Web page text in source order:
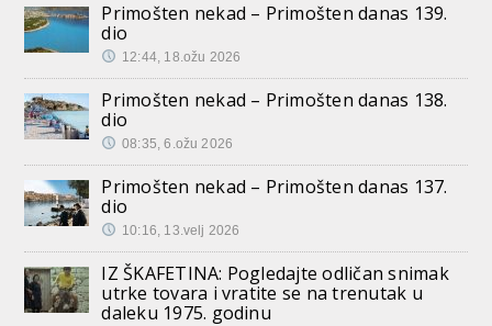
Primošten nekad – Primošten danas 139.
dio
12:44, 18.ožu 2026
Primošten nekad – Primošten danas 138.
dio
08:35, 6.ožu 2026
Primošten nekad – Primošten danas 137.
dio
10:16, 13.velj 2026
IZ ŠKAFETINA: Pogledajte odličan snimak
utrke tovara i vratite se na trenutak u
daleku 1975. godinu